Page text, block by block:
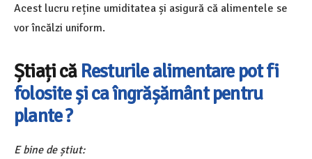
Acest lucru reține umiditatea și asigură că alimentele se
vor încălzi uniform.
Știați că Resturile alimentare pot fi
folosite și ca îngrășământ pentru
plante ?
E bine de știut: